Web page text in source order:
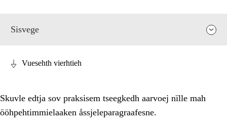
Sisvege
Vuesehth vierhtieh
Skuvle edtja sov praksisem tseegkedh aarvoej nïlle mah
ööhpehtimmielaaken åssjeleparagraafesne.